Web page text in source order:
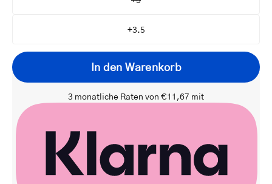
+3.5
In den Warenkorb
3 monatliche Raten von €11,67 mit